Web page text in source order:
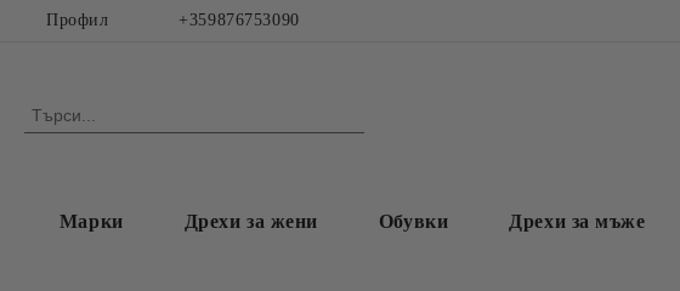
Профил +359876753090
Марки Дрехи за жени Обувки Дрехи за мъже